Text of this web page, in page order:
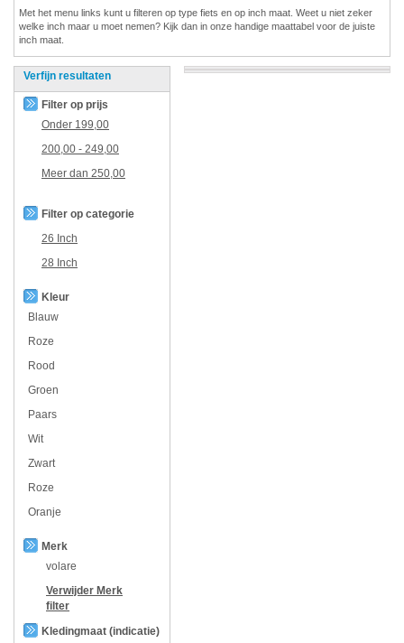
Met het menu links kunt u filteren op type fiets en op inch maat. Weet u niet zeker
welke inch maar u moet nemen? Kijk dan in onze handige maattabel voor de juiste
inch maat.
Verfijn resultaten
Filter op prijs
Onder 199,00
200,00 - 249,00
Meer dan 250,00
Filter op categorie
26 Inch
28 Inch
Kleur
Blauw
Roze
Rood
Groen
Paars
Wit
Zwart
Roze
Oranje
Merk
volare
Verwijder Merk
filter
Kledingmaat (indicatie)